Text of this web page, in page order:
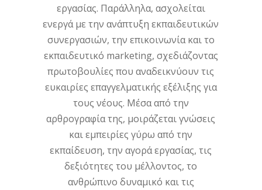
εργασίας. Παράλληλα, ασχολείται
ενεργά με την ανάπτυξη εκπαιδευτικών
συνεργασιών, την επικοινωνία και το
εκπαιδευτικό marketing, σχεδιάζοντας
πρωτοβουλίες που αναδεικνύουν τις
ευκαιρίες επαγγελματικής εξέλιξης για
τους νέους. Μέσα από την
αρθρογραφία της, μοιράζεται γνώσεις
και εμπειρίες γύρω από την
εκπαίδευση, την αγορά εργασίας, τις
δεξιότητες του μέλλοντος, το
ανθρώπινο δυναμικό και τις